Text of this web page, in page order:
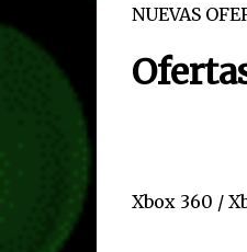
NUEVAS
Xbox 360 /